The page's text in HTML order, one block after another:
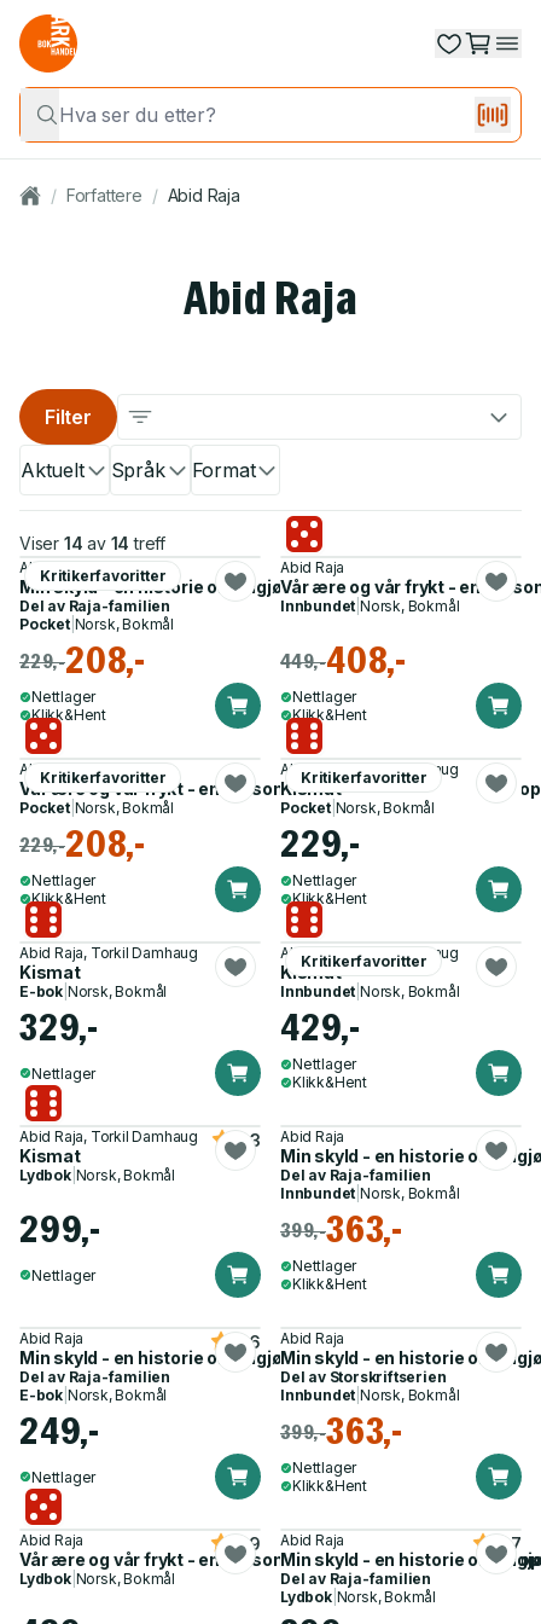
/ Forfattere / Abid Raja
Abid Raja
Aktuelt Språk Format
Filter
Viser 14 av 14 treff
Kritikerfavoritter
Abid Raja
Min skyld - en historie om frigjøring
Del av Raja-familien
Pocket| Norsk, Bokmål
229,-208,-
Nettlager
Klikk&Hent
Abid Raja
Vår ære og vår frykt - en
Innbundet |Norsk, Bokmål
449,-408,-
Nettlager
Klikk&Hent
Kritikerfavoritter
Abid Raja
Vår ære og vår frykt - en personlig reise i det muslimske
Pocket| Norsk, Bokmål
229,-208,-
Nettlager
Klikk&Hent
Kritikerfavoritter
Abid Raja, Torkil Damhaug
Kismat
Pocket| Norsk, Bokmål
229,-
Nettlager
Klikk&Hent
Abid Raja, Torkil Damhaug
Kismat
E-bok Norsk, Bokmål
329,-
Nettlager
Kritikerfavoritter
Abid Raja, Torkil Damhaug
Kismat
Innbundet |Norsk, Bokmål
429,-
Nettlager
Klikk&Hent
Abid Raja, Torkil Damhaug
Kismat
4.3
Lydbok| Norsk, Bokmål
299,-
Nettlager
Abid Raja
Min skyld - en historie om
Del av Raja-familien
Innbundet |Norsk, Bokmål
399,-363,-
Nettlager
Klikk&Hent
Abid Raja
Min skyld - en historie om frigjøring
4.6
Del av Raja-familien
E-bok Norsk, Bokmål
249,-
Nettlager
Abid Raja
Min skyld - en historie om
Del av Storskriftserien
Innbundet |Norsk, Bokmål
399,-363,-
Nettlager
Klikk&Hent
Abid Raja
Vår ære og vår frykt - en personlig reise i det muslimske
4.9
Lydbok| Norsk, Bokmål
Abid Raja
Min skyld - en historie om
4.7
Del av Raja-familien
Lydbok| Norsk, Bokmål